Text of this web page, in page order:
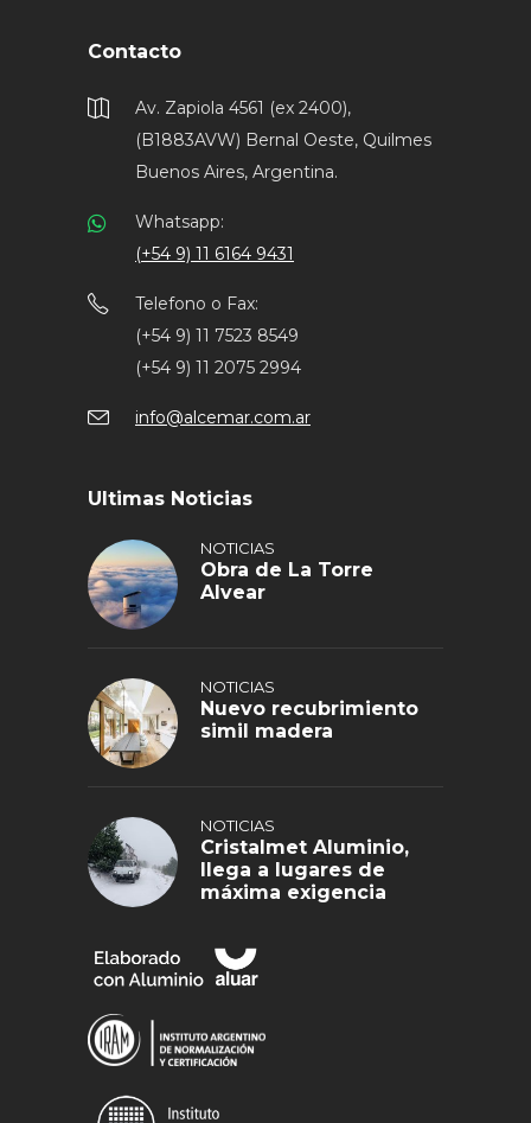
Contacto
Av. Zapiola 4561 (ex 2400),
(B1883AVW) Bernal Oeste, Quilmes
Buenos Aires, Argentina.
Whatsapp:
(+54 9) 11 6164 9431
Telefono o Fax:
(+54 9) 11 7523 8549
(+54 9) 11 2075 2994
info@alcemar.com.ar
Ultimas Noticias
NOTICIAS
Obra de La Torre
Alvear
NOTICIAS
Nuevo recubrimiento
simil madera
NOTICIAS
Cristalmet Aluminio,
llega a lugares de
máxima exigencia